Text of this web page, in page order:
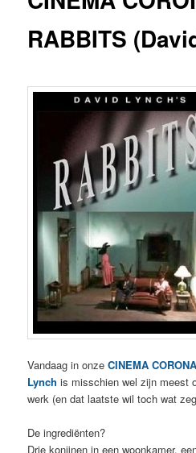
RABBITS
Vandaag in onzeCINEMA CORONA
Lynch is misschien wel zijn meest
werk (en dat laatste wil toch wat
De ingrediënten?
Drie konijnen in een woonkamer,